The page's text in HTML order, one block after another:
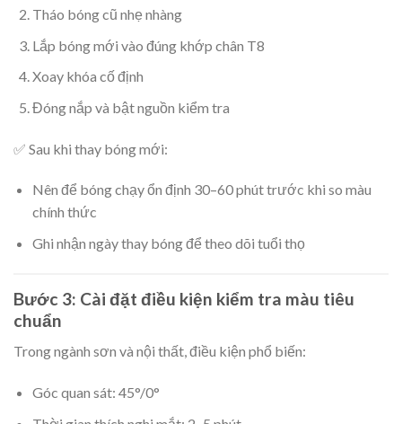
Tháo bóng cũ nhẹ nhàng
Lắp bóng mới vào đúng khớp chân T8
Xoay khóa cố định
Đóng nắp và bật nguồn kiểm tra
✅ Sau khi thay bóng mới:
Nên để bóng chạy ổn định 30–60 phút trước khi so màu
chính thức
Ghi nhận ngày thay bóng để theo dõi tuổi thọ
Bước 3: Cài đặt điều kiện kiểm tra màu tiêu
chuẩn
Trong ngành sơn và nội thất, điều kiện phổ biến:
Góc quan sát: 45°/0°